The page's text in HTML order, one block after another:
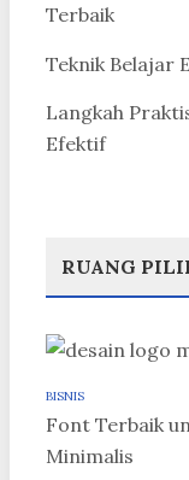
Terbaik
Teknik Belajar
Langkah
Efektif
RUANG
BISNIS
Font Terbaik
Minimalis